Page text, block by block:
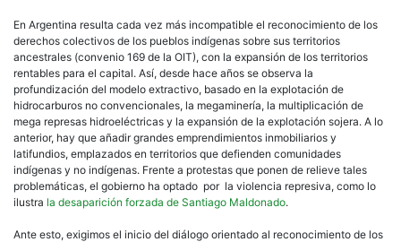
En Argentina resulta cada vez más incompatible el reconocimiento de los
derechos colectivos de los pueblos indígenas sobre sus territorios
ancestrales (convenio 169 de la OIT), con la expansión de los territorios
rentables para el capital. Así, desde hace años se observa la
profundización del modelo extractivo, basado en la explotación de
hidrocarburos no convencionales, la megaminería, la multiplicación de
mega represas hidroeléctricas y la expansión de la explotación sojera. A lo
anterior, hay que añadir grandes emprendimientos inmobiliarios y
latifundios, emplazados en territorios que defienden comunidades
indígenas y no indígenas. Frente a protestas que ponen de relieve tales
problemáticas, el gobierno ha optado por la violencia represiva, como lo
ilustra la desaparición forzada de Santiago Maldonado.
Ante esto, exigimos el inicio del diálogo orientado al reconocimiento de los